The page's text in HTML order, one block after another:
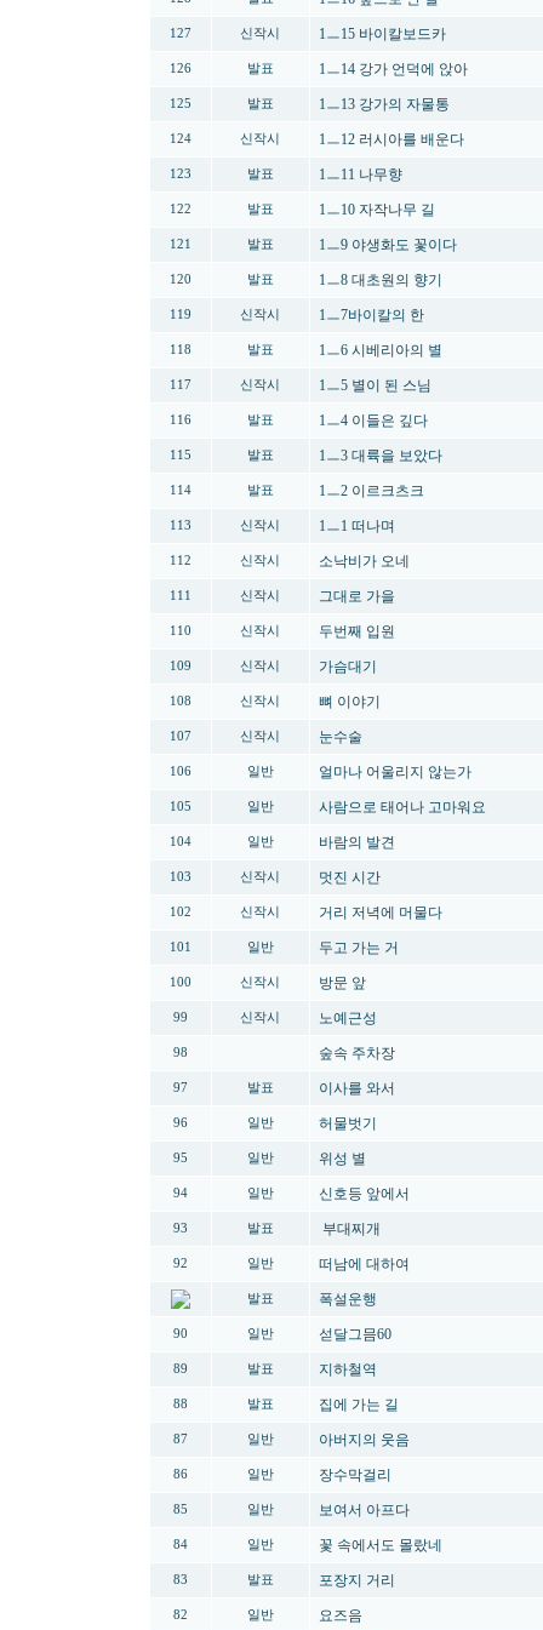
127 신작시 1ㅡ15 바이칼보드카
126 발표 1ㅡ14 강가 언덕에 앉아
125 발표 1ㅡ13 강가의 자물통
124 신작시 1ㅡ12 러시아를 배운다
123 발표 1ㅡ11 나무향
122 발표 1ㅡ10 자작나무 길
121 발표 1ㅡ9 야생화도 꽃이다
120 발표 1ㅡ8 대초원의 향기
119 신작시 1ㅡ7바이칼의 한
118 발표 1ㅡ6 시베리아의 별
117 신작시 1ㅡ5 별이 된 스님
116 발표 1ㅡ4 이들은 깊다
115 발표 1ㅡ3 대륙을 보았다
114 발표 1ㅡ2 이르크츠크
113 신작시 1ㅡ1 떠나며
112 신작시 소낙비가 오네
111 신작시 그대로 가을
110 신작시 두번째 입원
109 신작시 가슴대기
108 신작시 뼈 이야기
107 신작시 눈수술
106 일반 얼마나 어울리지 않는가
105 일반 사람으로 태어나 고마워요
104 일반 바람의 발견
103 신작시 멋진 시간
102 신작시 거리 저녁에 머물다
101 일반 두고 가는 거
100 신작시 방문 앞
99 신작시 노예근성
98 숲속 주차장
97 발표 이사를 와서
96 일반 허물벗기
95 일반 위성 별
94 일반 신호등 앞에서
93 발표 부대찌개
92 일반 떠남에 대하여
발표 폭설운행
90 일반 섣달그믐60
89 발표 지하철역
88 발표 집에 가는 길
87 일반 아버지의 웃음
86 일반 장수막걸리
85 일반 보여서 아프다
84 일반 꽃 속에서도 몰랐네
83 발표 포장지 거리
82 일반 요즈음